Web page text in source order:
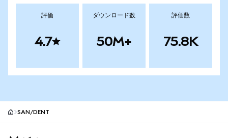
評価
4.7
ダウンロード数
50M+
評価数
75.8K
SAN/DENT